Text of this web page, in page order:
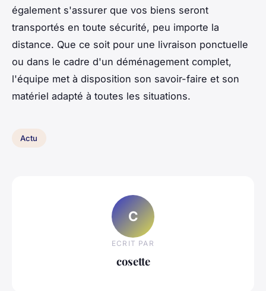
également s'assurer que vos biens seront
transportés en toute sécurité, peu importe la
distance. Que ce soit pour une livraison ponctuelle
ou dans le cadre d'un déménagement complet,
l'équipe met à disposition son savoir-faire et son
matériel adapté à toutes les situations.
Actu
C
ECRIT PAR
cosette